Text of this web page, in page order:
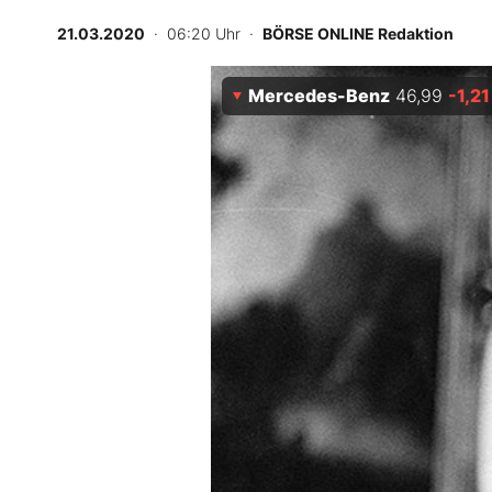
Experten
Mein B:O
Mein Konto
Folgen Sie uns
Kontakt
21.03.2020 · 06:20 Uhr · BÖRSE ONLINE Redaktion
Mercedes-Benz 46,99 -1,21